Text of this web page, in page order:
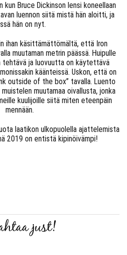
Bruce Dickinson lensi koneellaan
luennon siitä mistä hän aloitti, ja
hän on nyt.
ihan käsittämättömältä, että Iron
muutaman metrin päässä. Huipulle
ja luovuutta on käytettävä
käänteissä. Uskon, että on
outside of the box” tavalla. Luento
muutamaa oivallusta, jonka
kuulijoille siitä miten eteenpäin
mennään.
laatikon ulkopuolella ajattelemista
2019 on entistä kipinöivämpi!
just!